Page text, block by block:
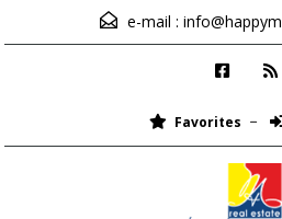
e-mail :
Favorites